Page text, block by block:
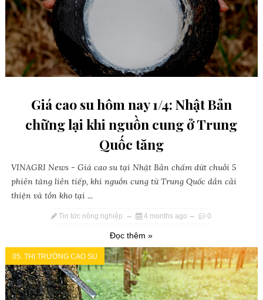
Giá cao su hôm nay 1/4: Nhật Bản
chững lại khi nguồn cung ở Trung
Quốc tăng
VINAGRI News - Giá cao su tại Nhật Bản chấm dứt chuỗi 5
phiên tăng liên tiếp, khi nguồn cung từ Trung Quốc dần cải
thiện và tồn kho tại ...
Tin tức nông nghiệp 4 months ago 0
Đọc thêm »
05. THỊ TRƯỜNG CAO SU